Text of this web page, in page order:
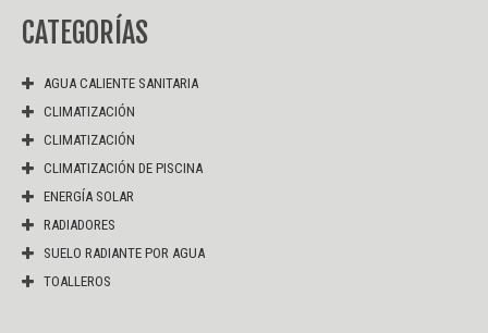
CATEGORÍAS
AGUA CALIENTE SANITARIA
CLIMATIZACIÓN
CLIMATIZACIÓN
CLIMATIZACIÓN DE PISCINA
ENERGÍA SOLAR
RADIADORES
SUELO RADIANTE POR AGUA
TOALLEROS